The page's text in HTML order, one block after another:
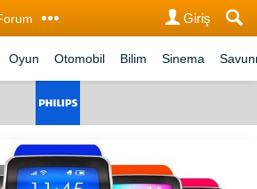
Giriş
Oyun Otomobil Bilim Sinema